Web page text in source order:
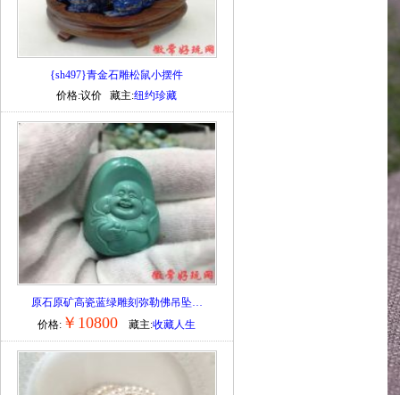
{sh497}青金石雕松鼠小摆件
价格:议价 藏主:纽约珍藏
原石原矿高瓷蓝绿雕刻弥勒佛吊坠…
价格: ￥10800 藏主:收藏人生